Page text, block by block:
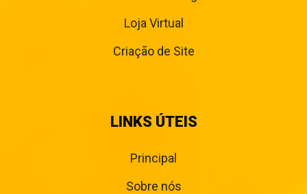
Loja Virtual
Criação de Site
LINKS ÚTEIS
Principal
Sobre nós